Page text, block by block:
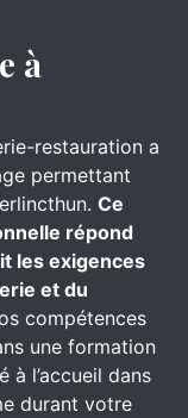
à
restauration a
permettant
Ce
répond
les exigences
et du
compétences
une formation
à l’accueil dans
durant votre